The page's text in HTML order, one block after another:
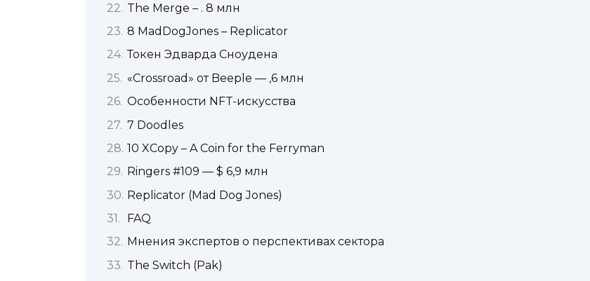
The Merge – . 8 млн
8 MadDogJones – Replicator
Токен Эдварда Сноудена
«Crossroad» от Beeple — ,6 млн
Особенности NFT-искусства
7 Doodles
10 XCopy – A Coin for the Ferryman
Ringers #109 — $ 6,9 млн
Replicator (Mad Dog Jones)
FAQ
Мнения экспертов о перспективах сектора
The Switch (Pak)